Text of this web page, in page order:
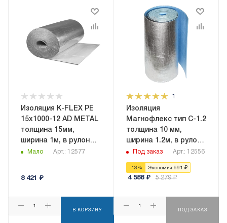
Изоляция K-FLEX PE
15x1000-12 AD METAL
толщина 15мм,
ширина 1м, в рулоне
12кв.м,
Мало Арт.: 12577
8 421 ₽
В КОРЗИНУ
1
Изоляция
Магнофлекс тип C-1.2
толщина 10 мм,
ширина 1.2м, в рулоне
18 кв.м,
самоклеящаяся
Под заказ Арт.: 12556
-13 % Экономия 691 ₽
4 588₽ 5 279₽
ПОД ЗАКАЗ